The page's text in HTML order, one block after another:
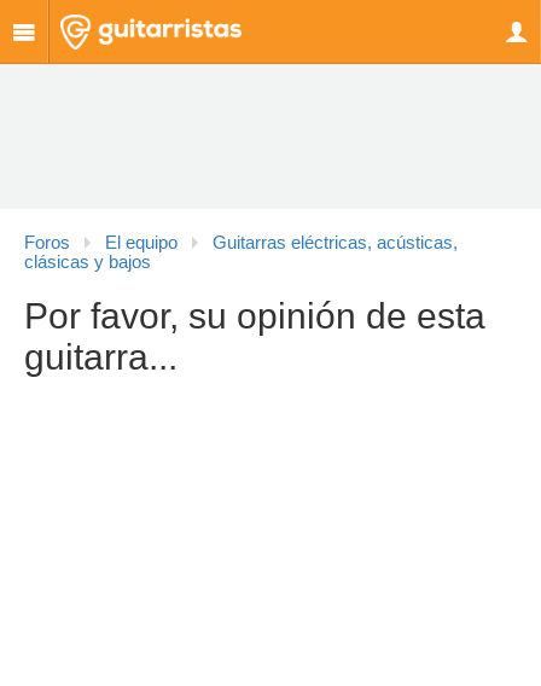
Foros El equipo
Guitarras eléctricas, acústicas,
clásicas y bajos
Por favor, su opinión de esta
guitarra...